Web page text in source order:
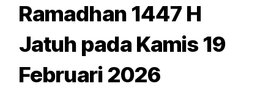
Ramadhan 1447 H
Jatuh pada Kamis 19
Februari 2026